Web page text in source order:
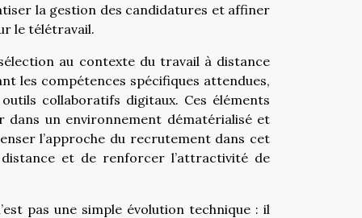
la gestion des candidatures et affiner
le télétravail.
au contexte du travail à distance
les compétences spécifiques attendues,
collaboratifs digitaux. Ces éléments
dans un environnement dématérialisé et
l’approche du recrutement dans cet
et de renforcer l’attractivité de
pas une simple évolution technique : il